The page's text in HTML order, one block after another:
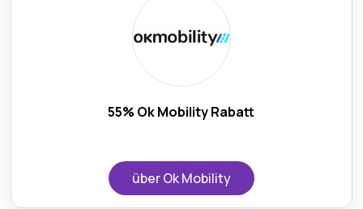
55% Ok Mobility Rabatt
über Ok Mobility